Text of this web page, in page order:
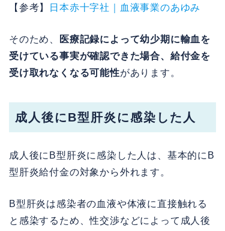
【参考】 日本赤十字社｜血液事業のあゆみ
そのため、
医療記録によって幼少期に輸血を
受けている事実が確認できた場合、給付金を
受け取れなくなる可能性があります。
成人後にB型肝炎に感染した人
成人後にB型肝炎に感染した人は、基本的にB
型肝炎給付金の対象から外れます。
B型肝炎は感染者の血液や体液に直接触れる
と感染するため、性交渉などによって成人後